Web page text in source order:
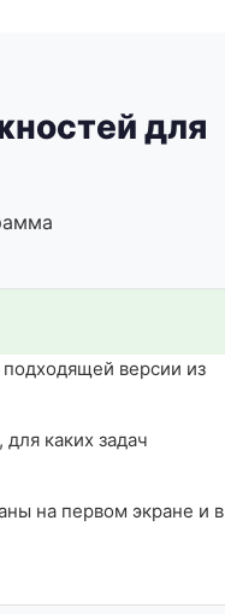
для
подходящей версии из
каких задач
на первом экране и в